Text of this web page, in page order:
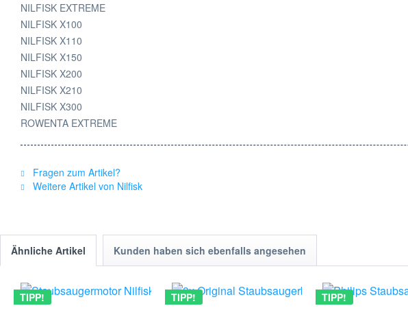
NILFISK EXTREME
NILFISK X100
NILFISK X110
NILFISK X150
NILFISK X200
NILFISK X210
NILFISK X300
ROWENTA EXTREME
Fragen zum Artikel?
Weitere Artikel von Nilfisk
Ähnliche Artikel Kunden haben sich ebenfalls angesehen
TIPP! TIPP! TIPP!